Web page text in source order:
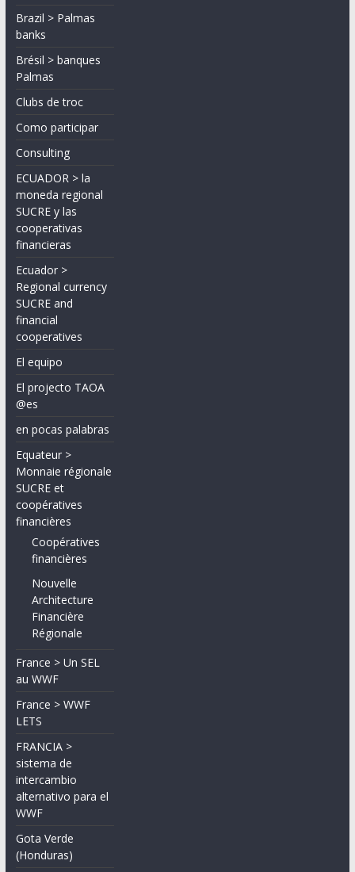
Brazil > Palmas
banks
Brésil > banques
Palmas
Clubs de troc
Como participar
Consulting
ECUADOR > la
moneda regional
SUCRE y las
cooperativas
financieras
Ecuador >
Regional currency
SUCRE and
financial
cooperatives
El equipo
El projecto TAOA
@es
en pocas palabras
Equateur >
Monnaie régionale
SUCRE et
coopératives
financières
Coopératives
financières
Nouvelle
Architecture
Financière
Régionale
France > Un SEL
au WWF
France > WWF
LETS
FRANCIA >
sistema de
intercambio
alternativo para el
WWF
Gota Verde
(Honduras)